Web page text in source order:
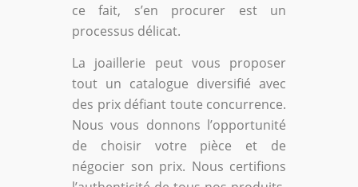
ce fait, s’en procurer est un
processus délicat.
La joaillerie peut vous proposer
tout un catalogue diversifié avec
des prix défiant toute concurrence.
Nous vous donnons l’opportunité
de choisir votre pièce et de
négocier son prix. Nous certifions